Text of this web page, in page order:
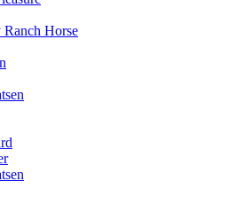
Ranch Horse